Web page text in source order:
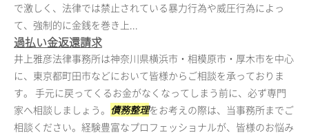
で激しく、法律では禁止されている暴力行為や威圧行為によっ
て、強制的に金銭を巻き上...
過払い金返還請求
井上雅彦法律事務所は神奈川県横浜市・相模原市・厚木市を中心
に、東京都町田市などにおいて皆様からご相談を承っておりま
す。 手元に戻ってくるお金がなくなってしまう前に、必ず専門
家へ相談しましょう。 債務整理をお考えの際は、当事務所までご
相談ください。経験豊富なプロフェッショナルが、皆様のお悩み